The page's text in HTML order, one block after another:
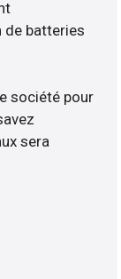
de batteries
société pour
sera